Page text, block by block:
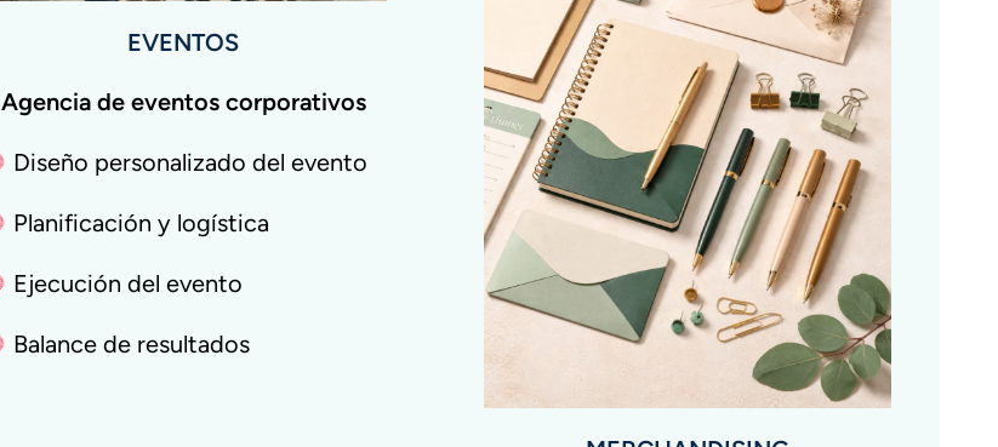
EVENTOS
Agencia de eventos corporativos
Diseño personalizado del evento
Planificación y logística
Ejecución del evento
Balance de resultados